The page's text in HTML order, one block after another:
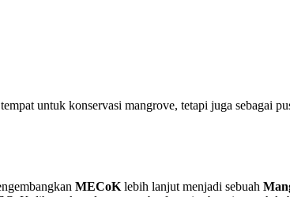
untuk konservasi mangrove, tetapi juga sebagai
MECoK lebih lanjut menjadi sebuah